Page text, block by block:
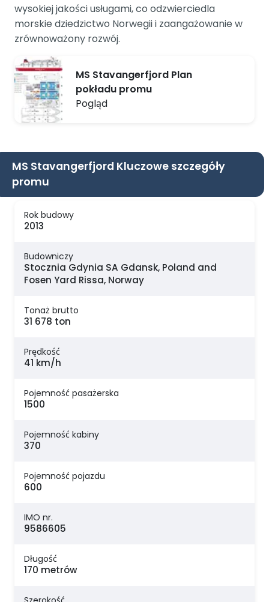
wysokiej jakości usługami, co odzwierciedla
morskie dziedzictwo Norwegii i zaangażowanie w
zrównoważony rozwój.
MS Stavangerfjord Plan
pokładu promu
Pogląd
MS Stavangerfjord Kluczowe szczegóły
promu
Rok budowy
2013
Budowniczy
Stocznia Gdynia SA Gdansk, Poland and
Fosen Yard Rissa, Norway
Tonaż brutto
31 678 ton
Prędkość
41 km/h
Pojemność pasażerska
1500
Pojemność kabiny
370
Pojemność pojazdu
600
IMO nr.
9586605
Długość
170 metrów